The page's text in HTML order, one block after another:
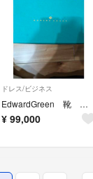
ドレス/ビジネス
EdwardGreen 靴 新品
¥ 99,000